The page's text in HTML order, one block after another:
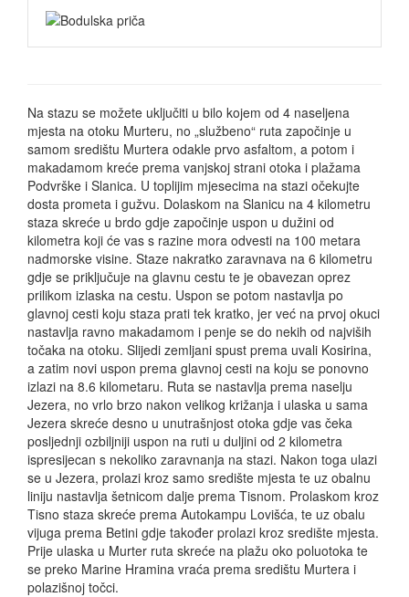
Na stazu se možete uključiti u bilo kojem od 4 naseljena
mjesta na otoku Murteru, no „službeno“ ruta započinje u
samom središtu Murtera odakle prvo asfaltom, a potom i
makadamom kreće prema vanjskoj strani otoka i plažama
Podvrške i Slanica. U toplijim mjesecima na stazi očekujte
dosta prometa i gužvu. Dolaskom na Slanicu na 4 kilometru
staza skreće u brdo gdje započinje uspon u dužini od
kilometra koji će vas s razine mora odvesti na 100 metara
nadmorske visine. Staze nakratko zaravnava na 6 kilometru
gdje se priključuje na glavnu cestu te je obavezan oprez
prilikom izlaska na cestu. Uspon se potom nastavlja po
glavnoj cesti koju staza prati tek kratko, jer već na prvoj okuci
nastavlja ravno makadamom i penje se do nekih od najviših
točaka na otoku. Slijedi zemljani spust prema uvali Kosirina,
a zatim novi uspon prema glavnoj cesti na koju se ponovno
izlazi na 8.6 kilometaru. Ruta se nastavlja prema naselju
Jezera, no vrlo brzo nakon velikog križanja i ulaska u sama
Jezera skreće desno u unutrašnjost otoka gdje vas čeka
posljednji ozbiljniji uspon na ruti u duljini od 2 kilometra
ispresijecan s nekoliko zaravnanja na stazi. Nakon toga ulazi
se u Jezera, prolazi kroz samo središte mjesta te uz obalnu
liniju nastavlja šetnicom dalje prema Tisnom. Prolaskom kroz
Tisno staza skreće prema Autokampu Lovišća, te uz obalu
vijuga prema Betini gdje također prolazi kroz središte mjesta.
Prije ulaska u Murter ruta skreće na plažu oko poluotoka te
se preko Marine Hramina vraća prema središtu Murtera i
polazišnoj točci.